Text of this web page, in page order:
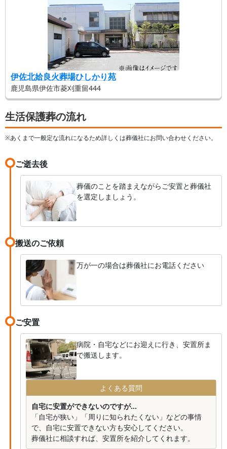
Q.改善点はありますか？お気づきの点をお聞かせくだ
A.特に改善点は感じませんでした
伊佐北姶良火葬場ひしかり苑
鹿児島県伊佐市菱刈重留444
生活保護葬の流れ
※あくまで一般定な流れになるため詳しくは葬儀社にお問い合わせください。
ご逝去後
葬儀のことを踏まえながらご安置と葬儀社
を選定しましょう。
搬送のご依頼
万が一の場合は葬儀社にお電話ください
ご安置
病院・自宅などにお迎えに行き、安置所ま
で搬送します。
よくある質問
自宅に安置ができないのですが...
「自宅が狭い」「周りに知られたくない」などの事情
で、自宅に安置できない方も安心してください。
葬儀社に相談すれば、安置所を紹介してくれます。